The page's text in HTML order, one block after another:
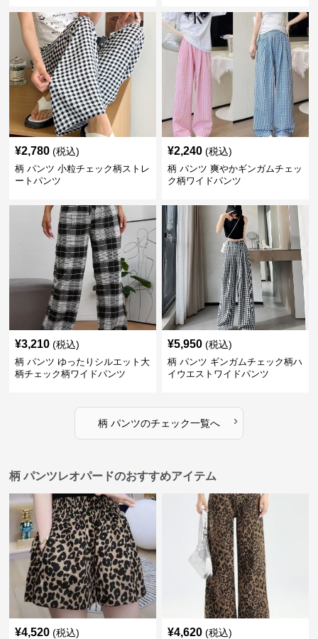
¥2,780 (税込)
柄 パンツ 小粒チェック柄ストレ
ートパンツ
¥2,240 (税込)
柄 パンツ 爽やかギンガムチェッ
ク柄ワイドパンツ
¥3,210 (税込)
柄 パンツ ゆったりシルエット大
柄チェック柄ワイドパンツ
¥5,950 (税込)
柄 パンツ ギンガムチェック柄ハ
イウエストワイドパンツ
柄 パンツのチェック一覧へ ›
柄 パンツレオパードのおすすめアイテム
¥4,520 (税込) ¥4,620 (税込)